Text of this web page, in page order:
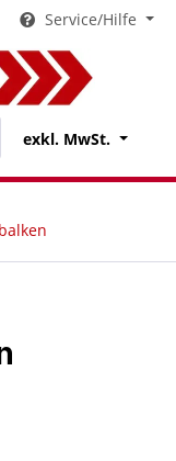
Service/Hilfe
enthält 0
exkl. MwSt.